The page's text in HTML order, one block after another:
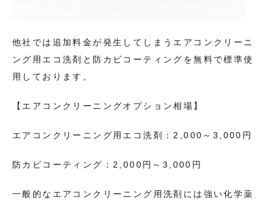
他社では追加料金が発生してしまうエアコンクリーニ
ング用エコ洗剤と防カビコーティングを無料で標準使
用しております。
【エアコンクリーニングオプション相場】
エアコンクリーニング用エコ洗剤：2,000～3,000円
防カビコーティング：2,000円～3,000円
一般的なエアコンクリーニング用洗剤には強い化学薬